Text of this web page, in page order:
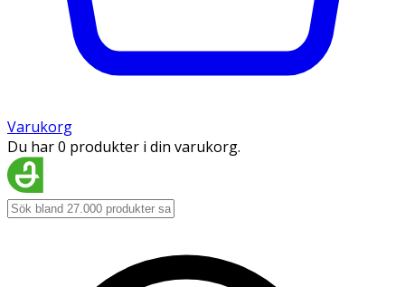
Varukorg
Du har 0 produkter i din varukorg.